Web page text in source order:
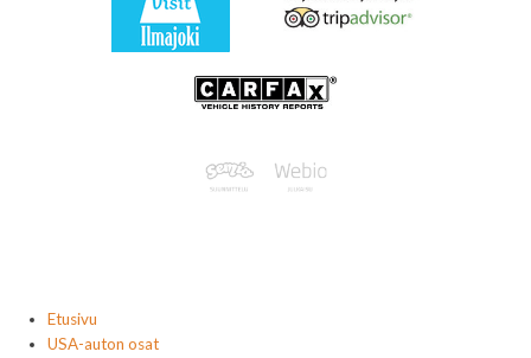
Etusivu
USA-auton osat